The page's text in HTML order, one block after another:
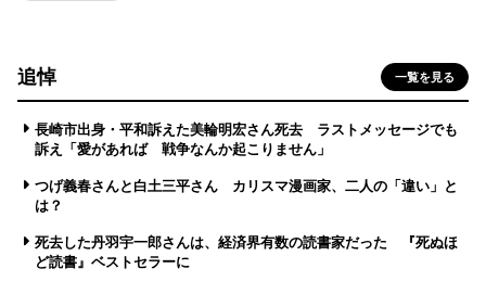
追悼 一覧を見る
長崎市出身・平和訴えた美輪明宏さん死去 ラストメッセージでも
訴え「愛があれば 戦争なんか起こりません」
つげ義春さんと白土三平さん カリスマ漫画家、二人の「違い」と
は？
死去した丹羽宇一郎さんは、経済界有数の読書家だった 『死ぬほ
ど読書』ベストセラーに